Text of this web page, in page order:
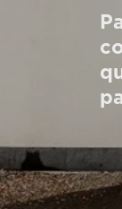
Contactez-